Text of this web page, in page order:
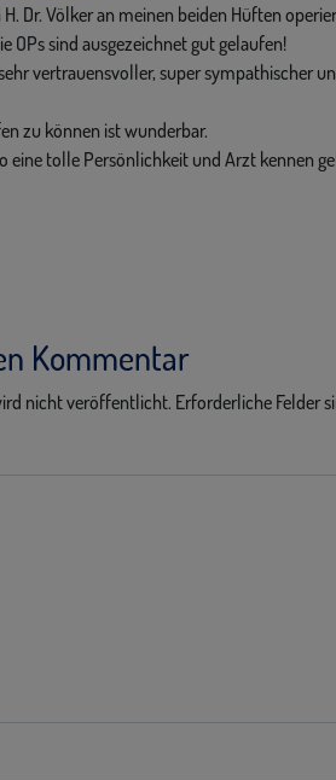
Dr. Völker an meinen beiden Hüften
OPs sind ausgezeichnet gut gelaufen!
vertrauensvoller, super sympathischer
zu können ist wunderbar.
eine tolle Persönlichkeit und Arzt kennen
Kommentar
nicht veröffentlicht. Erforderliche Felder